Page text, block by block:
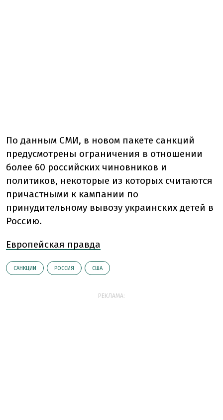
По данным СМИ, в новом пакете санкций
предусмотрены ограничения в отношении
более 60 российских чиновников и
политиков, некоторые из которых считаются
причастными к кампании по
принудительному вывозу украинских детей в
Россию.
Европейская правда
САНКЦИИ РОССИЯ США
РЕКЛАМА: